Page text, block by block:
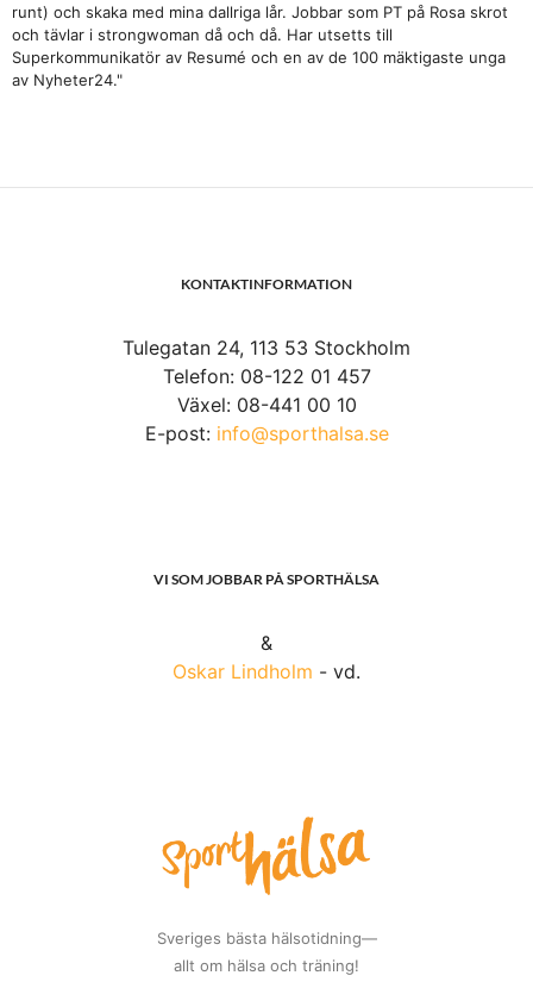
runt) och skaka med mina dallriga lår. Jobbar som PT på Rosa skrot
och tävlar i strongwoman då och då. Har utsetts till
Superkommunikatör av Resumé och en av de 100 mäktigaste unga
av Nyheter24."
KONTAKTINFORMATION
Tulegatan 24, 113 53 Stockholm
Telefon: 08-122 01 457
Växel: 08-441 00 10
E-post: info@sporthalsa.se
VI SOM JOBBAR PÅ SPORTHÄLSA
&
Oskar Lindholm - vd.
Sveriges bästa hälsotidning—
allt om hälsa och träning!